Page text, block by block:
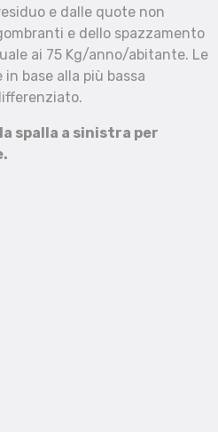
e dalle quote non
e dello spazzamento
ai 75 Kg/anno/abitante. Le
base alla più bassa
spalla a sinistra per